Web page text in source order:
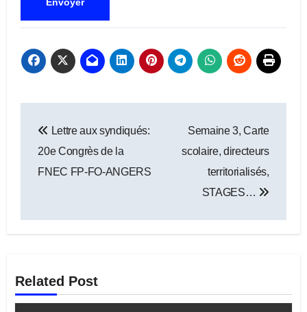
de
l’article
Lettre aux syndiqués:
20e Congrès de la
FNEC FP-FO-ANGERS
Semaine 3, Carte
scolaire, directeurs
territorialisés,
STAGES…
Related Post